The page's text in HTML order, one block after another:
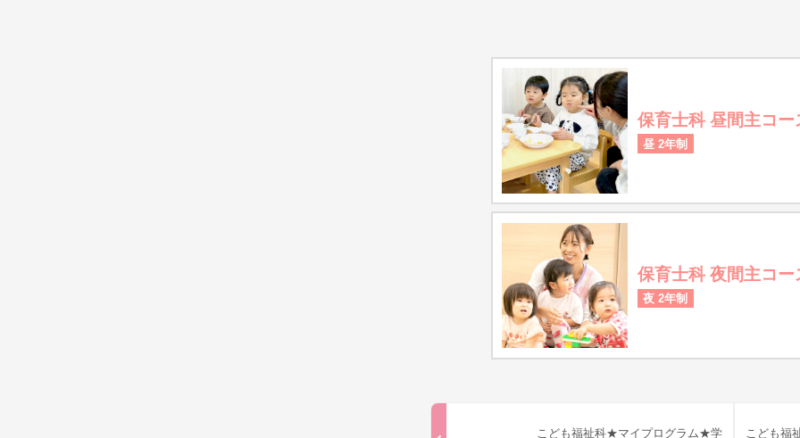
保育士科 昼間主コー
昼 2年制
保育士科 夜間主コー
夜 2年制
こども福祉科★マイプログラム★学
こども福